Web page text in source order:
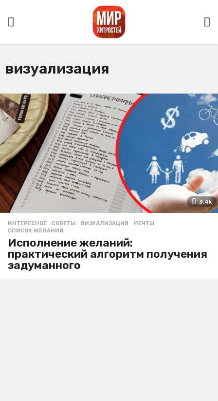
визуализация
3.4k
ИНТЕРЕСНОЕ ,СОВЕТЫ ВИЗУАЛИЗАЦИЯ ,МЕЧТЫ
СПИСОК ЖЕЛАНИЙ
Исполнение желаний:
практический алгоритм получения
задуманного